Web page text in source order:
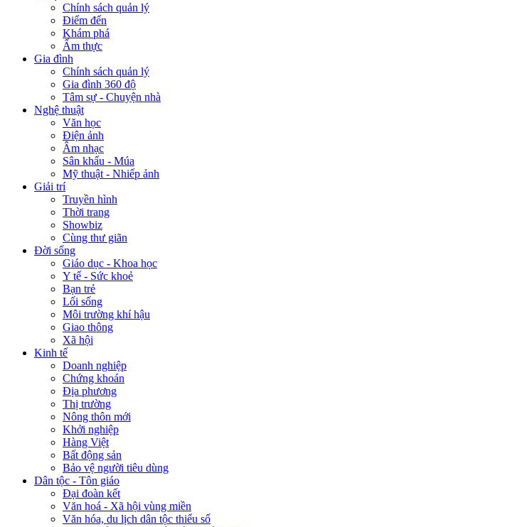
Chính sách quản lý
Điểm đến
Khám phá
Ẩm thực
Gia đình
Chính sách quản lý
Gia đình 360 độ
Tâm sự - Chuyện nhà
Nghệ thuật
Văn học
Điện ảnh
Âm nhạc
Sân khấu - Múa
Mỹ thuật - Nhiếp ảnh
Giải trí
Truyền hình
Thời trang
Showbiz
Cùng thư giãn
Đời sống
Giáo dục - Khoa học
Y tế - Sức khoẻ
Bạn trẻ
Lối sống
Môi trường khí hậu
Giao thông
Xã hội
Kinh tế
Doanh nghiệp
Chứng khoán
Địa phương
Thị trường
Nông thôn mới
Khởi nghiệp
Hàng Việt
Bất động sản
Bảo vệ người tiêu dùng
Dân tộc - Tôn giáo
Đại đoàn kết
Văn hoá - Xã hội vùng miền
Văn hóa, du lịch dân tộc thiểu số